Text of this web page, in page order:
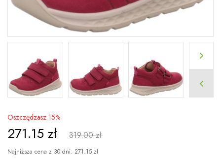
Oszczędzasz 15%
271.15 zł 319.00 zł
Najniższa cena z 30 dni: 271.15 zł